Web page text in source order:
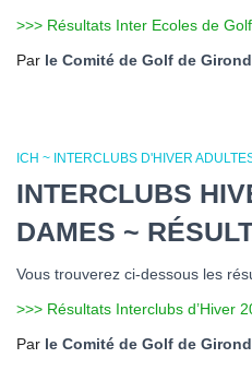
>>> Résultats Inter Ecoles de
Par le Comité de Golf de
ICH ~ INTERCLUBS D'HIVER
INTERCLUBS
DAMES ~
Vous trouverez ci-dessous les
>>> Résultats Interclubs d’Hiver
Par le Comité de Golf de